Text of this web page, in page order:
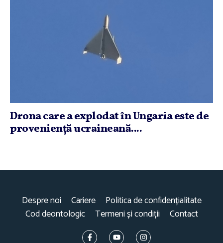
Drona care a explodat în Ungaria este de
provenienţă ucraineană....
Despre noi Cariere
Politica de confidențialitate
Cod deontologic
Termeni și condiții Contact